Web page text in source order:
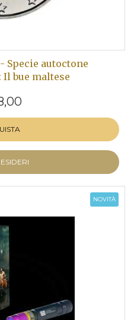
Specie autoctone
bue maltese
NOVITÀ